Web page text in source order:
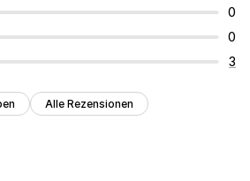
0
0
3
Alle Rezensionen